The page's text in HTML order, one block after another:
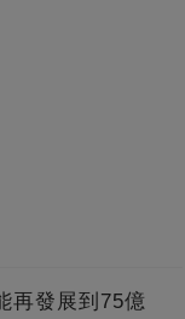
再發展到75億